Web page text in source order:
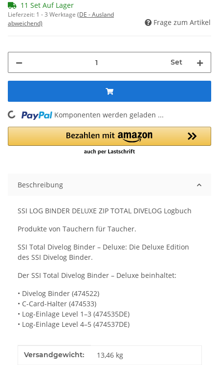
11 Set Auf Lager
Lieferzeit: 1 - 3 Werktage (DE - Ausland
abweichend)
Frage zum Artikel
Set
Loading... Komponenten werden geladen ...
Beschreibung
SSI LOG BINDER DELUXE ZIP TOTAL DIVELOG Logbuch
Produkte von Tauchern für Taucher.
SSI Total Divelog Binder – Deluxe: Die Deluxe Edition
des SSI Divelog Binder.
Der SSI Total Divelog Binder – Deluxe beinhaltet:
• Divelog Binder (474522)
• C-Card-Halter (474533)
• Log-Einlage Level 1–3 (474535DE)
• Log-Einlage Level 4–5 (474537DE)
Produkteigenschaft
Wert
Versandgewicht: 13,46 kg